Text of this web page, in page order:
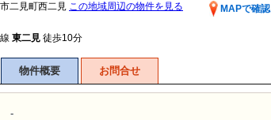
二見町西二見 MAPで確認
この地域周辺の物件を見る
東二見 徒歩10分
物件概要 お問合せ
-